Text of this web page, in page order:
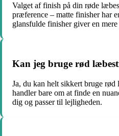
Valget af finish på din røde
præference – matte finisher har
glansfulde finisher giver en
Kan jeg bruge rød
Ja, du kan helt sikkert bruge
handler bare om at finde en
dig og passer til lejligheden.